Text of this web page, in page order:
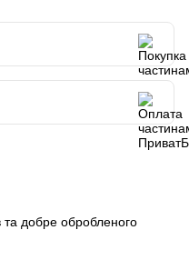
та добре обробленого